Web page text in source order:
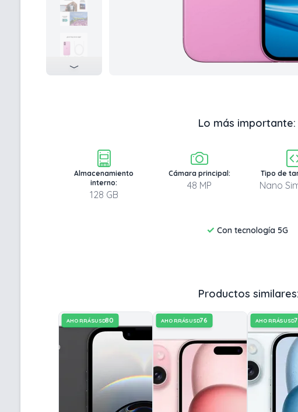
Lo más importante:
Almacenamiento
interno:
128 GB
Cámara principal:
48 MP
Tipo de
Nano
✓ Con tecnología 5G
Productos similares:
AHORRÁSUSD80 AHORRÁSUSD76 AHORRÁSUSD